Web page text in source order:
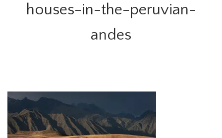
houses-in-the-peruvian-
andes